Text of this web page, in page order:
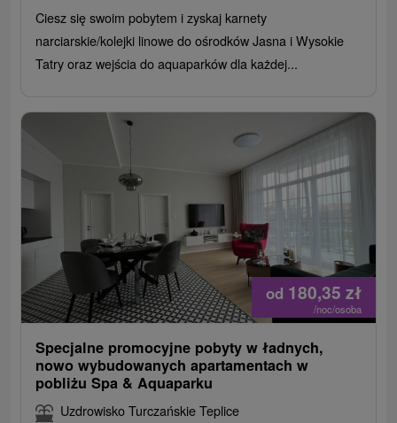
Ciesz się swoim pobytem i zyskaj karnety
narciarskie/kolejki linowe do ośrodków Jasna i Wysokie
Tatry oraz wejścia do aquaparków dla każdej...
od 180,35 zł
/noc/osoba
Specjalne promocyjne pobyty w ładnych,
nowo wybudowanych apartamentach w
pobliżu Spa & Aquaparku
Uzdrowisko Turczańskie Teplice